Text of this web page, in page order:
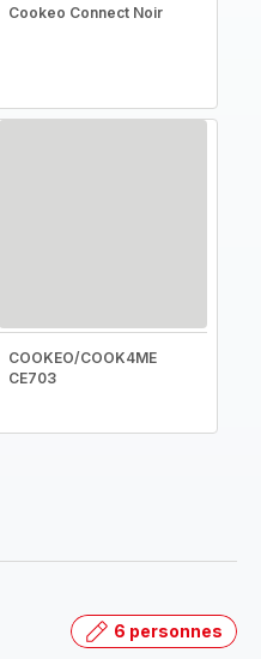
Cookeo Connect Noir
COOKEO/COOK4ME
CE703
6 personnes